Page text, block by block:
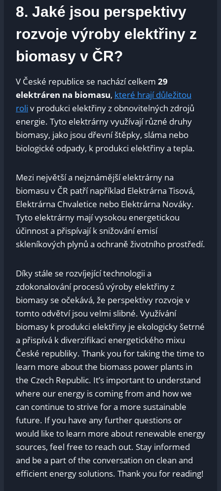
8. Jaké jsou perspektivy
rozvoje výroby elektřiny z
biomasy v ČR?
V České republice se nachází celkem 29
elektráren na biomasu, které hrají důležitou
roli v produkci elektřiny z obnovitelných zdrojů
energie. Tyto elektrárny využívají různé druhy
biomasy, jako jsou dřevní štěpky, sláma nebo
biologické odpady, k produkci elektřiny a tepla.
Mezi největší a nejznámější elektrárny na
biomasu v ČR patří například Elektrárna Tisová,
Elektrárna Chvaletice nebo Elektrárna Nováky.
Tyto elektrárny mají vysokou energetickou
účinnost a přispívají k snižování emisí
skleníkových plynů a ochraně životního prostředí.
Díky stále se rozvíjející technologii a
zdokonalování procesů výroby elektřiny z
biomasy se očekává, že perspektivy rozvoje v
tomto odvětví jsou velmi slibné. Využívání
biomasy k produkci elektřiny je ekologicky šetrné
a přispívá k diverzifikaci energetického mixu
České republiky. Thank you for taking the time to
learn more about the biomass power plants in
the Czech Republic. It’s important to understand
where our energy is coming from and how we
can continue to strive for a more sustainable
future. If you have any further questions or
would like to learn more about renewable energy
sources, feel free to reach out. Stay informed
and be a part of the conversation on clean and
efficient energy solutions. Thank you for reading!